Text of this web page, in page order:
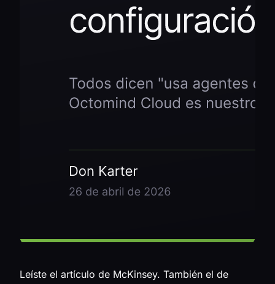
Leíste el artículo de McKinsey. También el de